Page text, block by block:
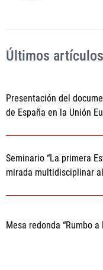
Últimos
Presentación del
de España en la Unión
Seminario “La primera
mirada multidisciplinar
Mesa redonda “Rumbo